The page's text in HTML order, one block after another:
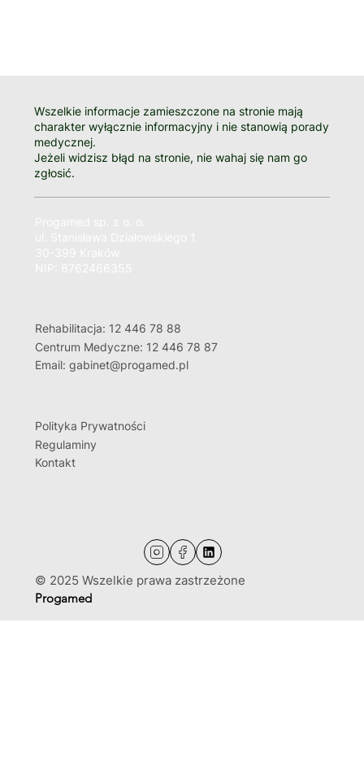
Wszelkie informacje zamieszczone na stronie mają
charakter wyłącznie informacyjny i nie stanowią porady
medycznej.
Jeżeli widzisz błąd na stronie, nie wahaj się nam go
zgłosić.
Rehabilitacja: 12 446 78 88
Centrum Medyczne: 12 446 78 87
Email: gabinet@progamed.pl
© 2025 Wszelkie prawa zastrzeżone
Progamed
Polityka Prywatności
Regulaminy
Kontakt